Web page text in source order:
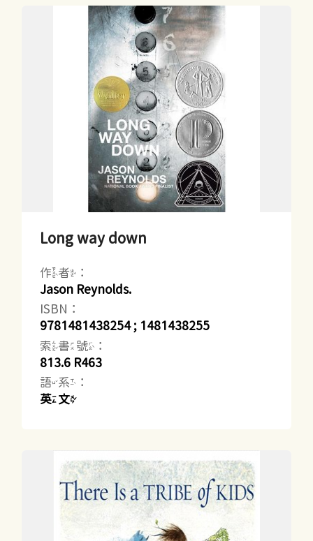
Long way down
作者：
Jason Reynolds.
ISBN：
9781481438254 ; 1481438255
索書號：
813.6 R463
語系：
英文